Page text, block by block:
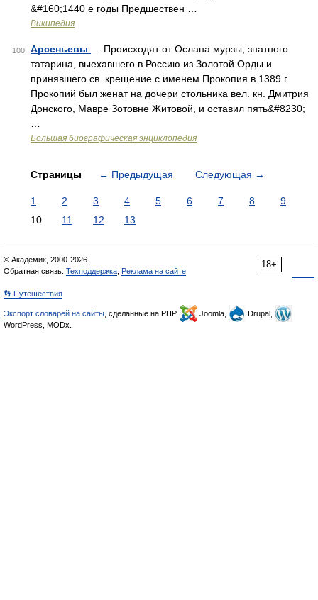
&#160;1440 е годы Предшествен …
Википедия
100 Арсеньевы — Происходят от Ослана мурзы, знатного
татарина, выехавшего в Россию из Золотой Орды и
принявшего св. крещение с именем Прокопия в 1389 г.
Прокопий был женат на дочери стольника вел. кн. Дмитрия
Донского, Мавре Зотовне Житовой, и оставил пять&#8230;
Большая биографическая энциклопедия
Страницы ← Предыдущая Следующая →
1 2 3 4 5 6 7 8
9
10
11 12 13
18+
© Академик, 2000-2026
Обратная связь: Техподдержка Реклама на сайте
👣 Путешествия
Экспорт словарей на сайты , сделанные на PHP, Joomla,
Drupal,
WordPress, MODx.